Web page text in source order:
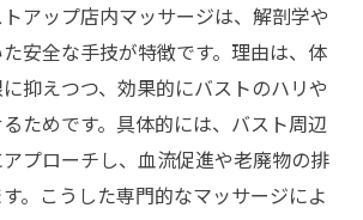
アップ店内マッサージは、解剖学や
安全な手技が特徴です。理由は、体
抑えつつ、効果的にバストのハリや
ためです。具体的には、バスト周辺
プローチし、血流促進や老廃物の排
。こうした専門的なマッサージによ